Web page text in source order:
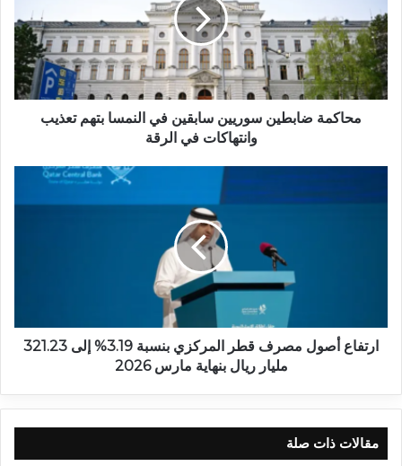
محاكمة ضابطين سوريين سابقين في النمسا بتهم تعذيب
وانتهاكات في الرقة
ارتفاع أصول مصرف قطر المركزي بنسبة 3.19% إلى 321.23
مليار ريال بنهاية مارس 2026
مقالات ذات صلة